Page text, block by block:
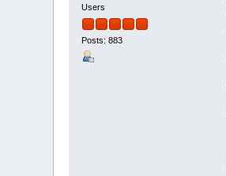
Users
Posts: 883